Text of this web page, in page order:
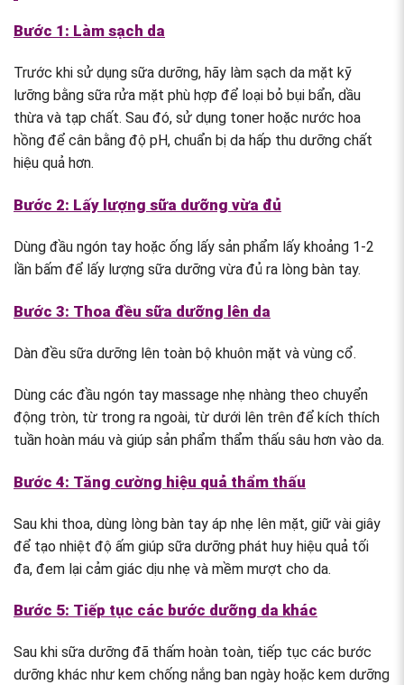
Bước 1: Làm sạch da
Trước khi sử dụng sữa dưỡng, hãy làm sạch da mặt kỹ
lưỡng bằng sữa rửa mặt phù hợp để loại bỏ bụi bẩn, dầu
thừa và tạp chất. Sau đó, sử dụng toner hoặc nước hoa
hồng để cân bằng độ pH, chuẩn bị da hấp thu dưỡng chất
hiệu quả hơn.
Bước 2: Lấy lượng sữa dưỡng vừa đủ
Dùng đầu ngón tay hoặc ống lấy sản phẩm lấy khoảng 1-2
lần bấm để lấy lượng sữa dưỡng vừa đủ ra lòng bàn tay.
Bước 3: Thoa đều sữa dưỡng lên da
Dàn đều sữa dưỡng lên toàn bộ khuôn mặt và vùng cổ.
Dùng các đầu ngón tay massage nhẹ nhàng theo chuyển
động tròn, từ trong ra ngoài, từ dưới lên trên để kích thích
tuần hoàn máu và giúp sản phẩm thẩm thấu sâu hơn vào da.
Bước 4: Tăng cường hiệu quả thẩm thấu
Sau khi thoa, dùng lòng bàn tay áp nhẹ lên mặt, giữ vài giây
để tạo nhiệt độ ấm giúp sữa dưỡng phát huy hiệu quả tối
đa, đem lại cảm giác dịu nhẹ và mềm mượt cho da.
Bước 5: Tiếp tục các bước dưỡng da khác
Sau khi sữa dưỡng đã thấm hoàn toàn, tiếp tục các bước
dưỡng khác như kem chống nắng ban ngày hoặc kem dưỡng